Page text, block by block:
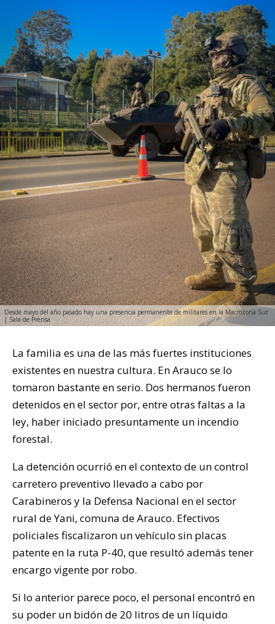
Desde mayo del año pasado hay una presencia permanente de militares en la Macrozona Sur
| Sala de Prensa
La familia es una de las más fuertes instituciones
existentes en nuestra cultura. En Arauco se lo
tomaron bastante en serio. Dos hermanos fueron
detenidos en el sector por, entre otras faltas a la
ley, haber iniciado presuntamente un incendio
forestal.
La detención ocurrió en el contexto de un control
carretero preventivo llevado a cabo por
Carabineros y la Defensa Nacional en el sector
rural de Yani, comuna de Arauco. Efectivos
policiales fiscalizaron un vehículo sin placas
patente en la ruta P-40, que resultó además tener
encargo vigente por robo.
Si lo anterior parece poco, el personal encontró en
su poder un bidón de 20 litros de un líquido